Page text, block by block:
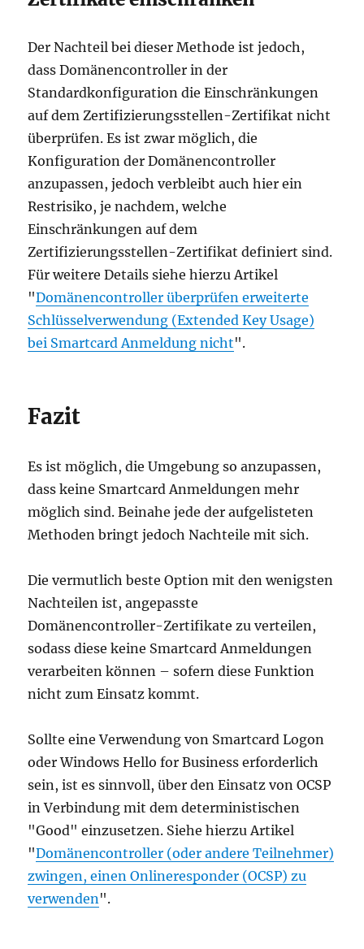
Der Nachteil bei dieser Methode ist jedoch,
dass Domänencontroller in der
Standardkonfiguration die Einschränkungen
auf dem Zertifizierungsstellen-Zertifikat nicht
überprüfen. Es ist zwar möglich, die
Konfiguration der Domänencontroller
anzupassen, jedoch verbleibt auch hier ein
Restrisiko, je nachdem, welche
Einschränkungen auf dem
Zertifizierungsstellen-Zertifikat definiert sind.
Für weitere Details siehe hierzu Artikel
"Domänencontroller überprüfen erweiterte
Schlüsselverwendung (Extended Key Usage)
bei Smartcard Anmeldung nicht".
Fazit
Es ist möglich, die Umgebung so anzupassen,
dass keine Smartcard Anmeldungen mehr
möglich sind. Beinahe jede der aufgelisteten
Methoden bringt jedoch Nachteile mit sich.
Die vermutlich beste Option mit den wenigsten
Nachteilen ist, angepasste
Domänencontroller-Zertifikate zu verteilen,
sodass diese keine Smartcard Anmeldungen
verarbeiten können – sofern diese Funktion
nicht zum Einsatz kommt.
Sollte eine Verwendung von Smartcard Logon
oder Windows Hello for Business erforderlich
sein, ist es sinnvoll, über den Einsatz von OCSP
in Verbindung mit dem deterministischen
"Good" einzusetzen. Siehe hierzu Artikel
"Domänencontroller (oder andere Teilnehmer)
zwingen, einen Onlineresponder (OCSP) zu
verwenden".